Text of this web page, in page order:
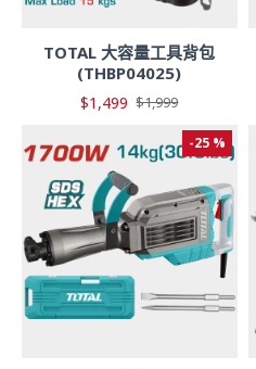
TOTAL 大容量工具背包
(THBP04025)
$1,499 $1,999
-25 %